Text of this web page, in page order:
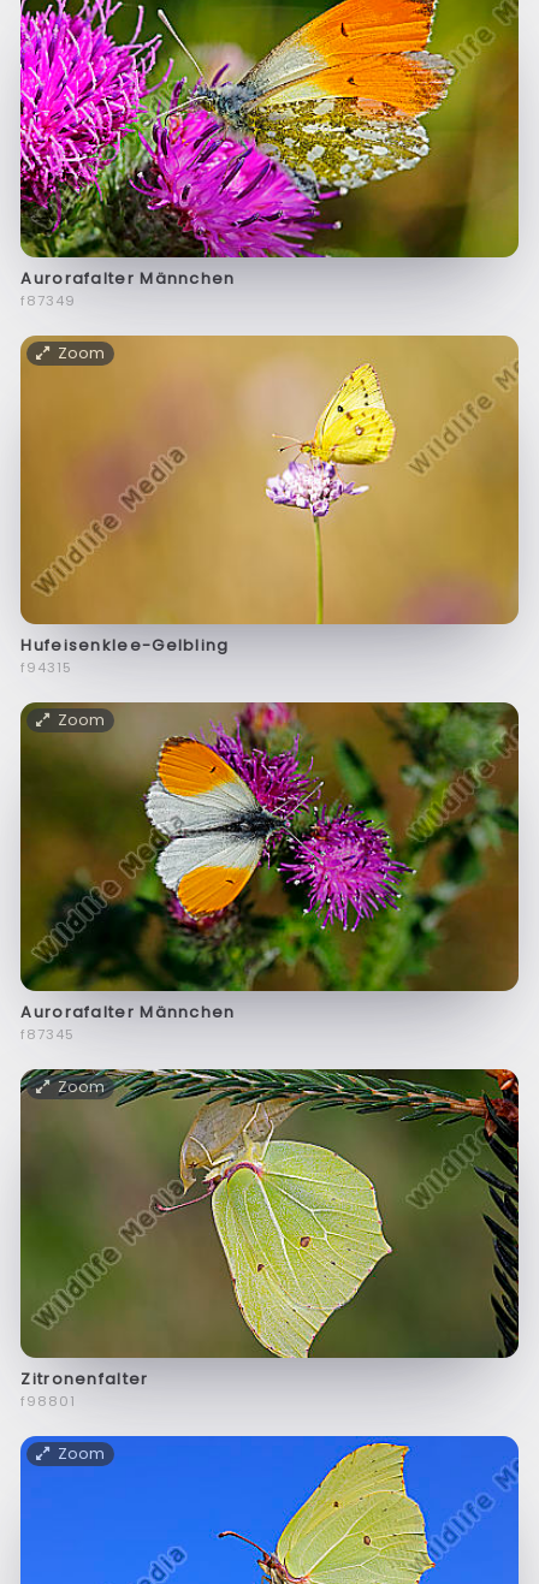
Aurorafalter Männchen
f87349
Zoom
Hufeisenklee-Gelbling
f94315
Zoom
Aurorafalter Männchen
f87345
Zoom
Zitronenfalter
f98801
Zoom